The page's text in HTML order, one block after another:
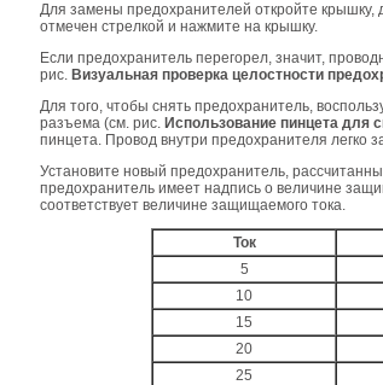
Для замены предохранителей откройте крышку,
отмечен стрелкой и нажмите на крышку.
Если предохранитель перегорел, значит,
рис. Визуальная проверка целостности
Для того, чтобы снять предохранитель,
разъема (см. рис. Использование пинцета для
пинцета. Провод внутри предохранителя легко
Установите новый предохранитель,
предохранитель имеет надпись о величине
соответствует величине защищаемого тока.
Ток
5
10
15
20
25